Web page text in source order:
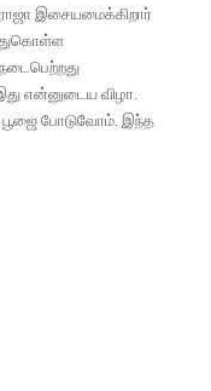
இசையமைக்கிறார்
என்னுடைய விழா.
பூஜை போடுவோம். இந்த